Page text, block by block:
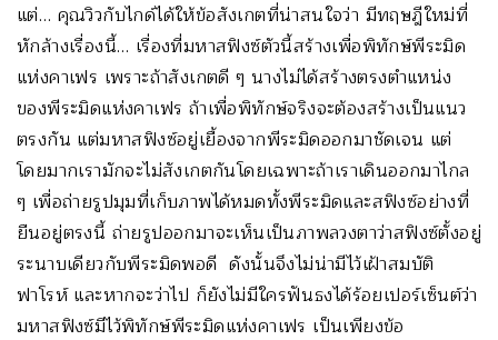
แต่… คุณวิวกับไกด์ได้ให้ข้อสังเกตที่น่าสนใจว่า มีทฤษฎีใหม่ที่
หักล้างเรื่องนี้… เรื่องที่มหาสฟิงซ์ตัวนี้สร้างเพื่อพิทักษ์พีระมิด
แห่งคาเฟร เพราะถ้าสังเกตดี ๆ นางไม่ได้สร้างตรงตำแหน่ง
ของพีระมิดแห่งคาเฟร ถ้าเพื่อพิทักษ์จริงจะต้องสร้างเป็นแนว
ตรงกัน แต่มหาสฟิงซ์อยู่เยื้องจากพีระมิดออกมาชัดเจน แต่
โดยมากเรามักจะไม่สังเกตกันโดยเฉพาะถ้าเราเดินออกมาไกล
ๆ เพื่อถ่ายรูปมุมที่เก็บภาพได้หมดทั้งพีระมิดและสฟิงซ์อย่างที่
ยืนอยู่ตรงนี้ ถ่ายรูปออกมาจะเห็นเป็นภาพลวงตาว่าสฟิงซ์ตั้งอยู่
ระนาบเดียวกับพีระมิดพอดี ดังนั้นจึงไม่น่ามีไว้เฝ้าสมบัติ
ฟาโรห์ และหากจะว่าไป ก็ยังไม่มีใครฟันธงได้ร้อยเปอร์เซ็นต์ว่า
มหาสฟิงซ์มีไว้พิทักษ์พีระมิดแห่งคาเฟร เป็นเพียงข้อ